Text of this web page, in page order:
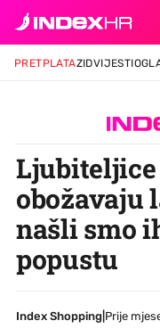
PRETPLATAZIDVIJESTI
obožavaju
našli smo
popustu
Index Shopping
Prije